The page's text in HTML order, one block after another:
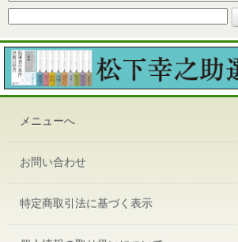
メニューへ
お問い合わせ
特定商取引法に基づく表示